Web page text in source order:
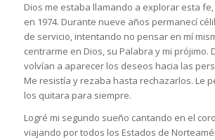
Dios me estaba llamando a explorar esta
en 1974. Durante nueve años permanecí
de servicio, intentando no pensar en mí
centrarme en Dios, su Palabra y mi prójimo.
volvían a aparecer los deseos hacia las
Me resistía y rezaba hasta rechazarlos. Le
los quitara para siempre.
Logré mi segundo sueño cantando en el
viajando por todos los Estados de